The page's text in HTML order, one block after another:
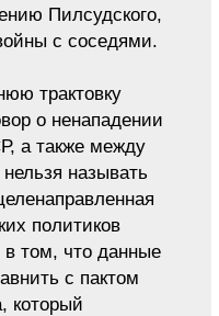
Пилсудского,
с соседями.
трактовку
о ненападении
а также между
называть
политиков
в том, что данные
с пактом
который